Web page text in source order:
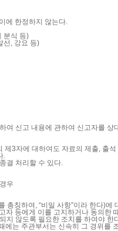
에 한정하지 않는다.
분식 등)
선, 강요 등)
신고 내용에 관하여 신고자를 상
3자에 대하여도 자료의 제출, 출
.
결 처리할 수 있다.
우
칭하여, “비밀 사항”이라 한다
자 등에게 이를 고지하거나 동의한
지 않도록 필요한 조치를 하여야 한
는 주관부서는 신속히 그 경위